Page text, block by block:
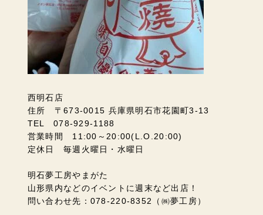
西明石店
住所 〒673-0015 兵庫県明石市花園町3-13
TEL 078-929-1188
営業時間 11:00～20:00(L.O.20:00)
定休日 毎週火曜日・水曜日
明石夢工房やまがた
山形県内などのイベントに週末など出店！
問い合わせ先：078-220-8352（㈱夢工房）